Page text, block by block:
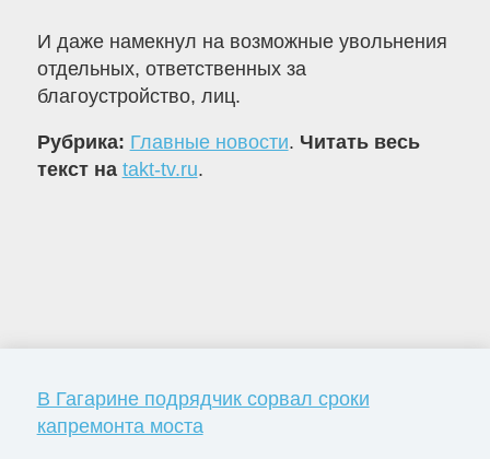
И даже намекнул на возможные увольнения
отдельных, ответственных за
благоустройство, лиц.
Рубрика: Главные новости. Читать весь
текст на takt-tv.ru.
В Гагарине подрядчик сорвал сроки
капремонта моста